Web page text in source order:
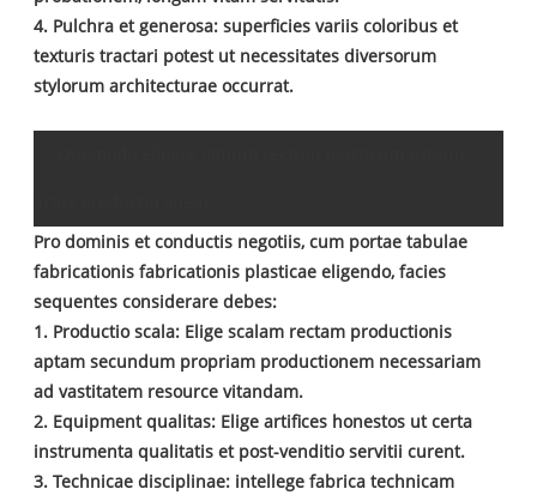
4. Pulchra et generosa: superficies variis coloribus et
texturis tractari potest ut necessitates diversorum
stylorum architecturae occurrat.
Pro dominis et conductis negotiis, cum portae tabulae
fabricationis fabricationis plasticae eligendo, facies
sequentes considerare debes:
1. Productio scala: Elige scalam rectam productionis
aptam secundum propriam productionem necessariam
ad vastitatem resource vitandam.
2. Equipment qualitas: Elige artifices honestos ut certa
instrumenta qualitatis et post-venditio servitii curent.
3. Technicae disciplinae: intellege fabrica technicam